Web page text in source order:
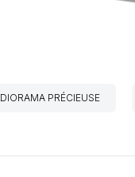
DIORAMA PRÉCIEUSE